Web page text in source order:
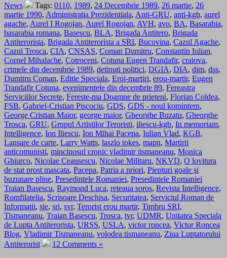
News
Tags: 0110, 1989, 24 Decembrie 1989, 26 martie, 26
martie 1990, Administratia Prezidentiala, Anti-GRU, anti-kgb, aurel
agache, Aurel I Rogojan, Aurel Rogojan, AVH, avo, BA, Basarabia,
basarabia romana, Basescu, BLA, Brigada Antitero, Brigada
Antiterorista, Brigada Antiterorista a SRI, Bucovina, Cazul Agache,
Cazul Trosca, CIA, CNSAS, Coman Dumitru, Constantin Iulian,
Cornel Mihalache, Cotroceni, Cotuna Eugen Trandafir, craiova,
crimele din decembrie 1989, detinuti politici, DGIA, DIA, dim, dss,
Dumitru Coman, Editie Speciala, Eroi-martiri, erou-martir, Eugen
Trandafir Cotuna, evenimentele din decembrie 89, Fereastra
Serviciilor Secrete, Fereste-ma Doamne de prieteni, Florian Coldea,
FSB, Gabriel-Cristian Piscociu, GDS, GDS - noul komintern,
George Cristian Maior, george maior, Gheorghe Buzatu, Gheorghe
Trosca, GRU, Grupul Artistilor Teroristi, iliescu-kgb, In memoriam,
Intelligence, Ion Iliescu, Ion Mihai Pacepa, Iulian Vlad, KGB,
Lansare de carte, Larry Watts, laszlo tokes, mapn, Martirii
anticomunisti, mincinosul cronic vladimir tismaneanu, Monica
Ghiurco, Nicolae Ceausescu, Nicolae Militaru, NKVD, O lovitura
de stat prost mascata, Pacepa, Patria a priori, Piepturi goale şi
buzunare pline, Presedintele Romaniei, Presedintele Romaniei
Traian Basescu, Raymond Luca, reteaua soros, Revista Intelligence,
Romfilatelia, Scrisoare Deschisa, Securitatea, Serviciul Roman de
Informatii, sie, sri, svr, Terorist erou martir, Timbru SRI,
Tismaneanu, Traian Basescu, Trosca, tvr, UDMR, Unitatea Speciala
de Lupta Antiterorista, URSS, USLA, victor roncea, Victor Roncea
Blog, Vladimir Tismaneanu, volodea tismaneanu, Ziua Luptatorului
Antiterorist
12 Comments »